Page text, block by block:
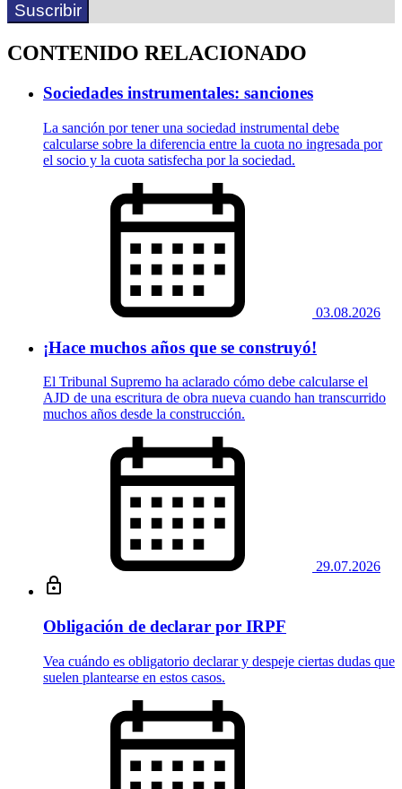
Suscribir
CONTENIDO RELACIONADO
Sociedades instrumentales: sanciones
La sanción por tener una sociedad instrumental debe
calcularse sobre la diferencia entre la cuota no ingresada por
el socio y la cuota satisfecha por la sociedad.
03.08.2026
¡Hace muchos años que se construyó!
El Tribunal Supremo ha aclarado cómo debe calcularse el
AJD de una escritura de obra nueva cuando han transcurrido
muchos años desde la construcción.
29.07.2026
Obligación de declarar por IRPF
Vea cuándo es obligatorio declarar y despeje ciertas dudas que
suelen plantearse en estos casos.